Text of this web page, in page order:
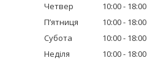
Четвер
10:00
18:00
Пʼятниця
10:00
18:00
Субота
10:00
18:00
Неділя
10:00 18:00